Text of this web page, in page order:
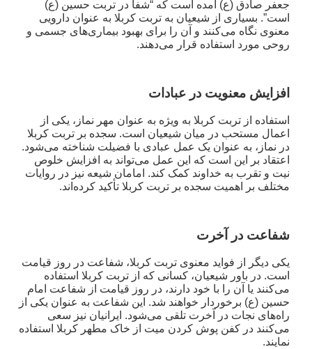
جعفر صادق (ع) آمده است که “شفا در تربت حسین (ع)
است”. بسیاری از شیعیان به تربت کربلا به عنوان دارویی
معنوی نگاه می‌کنند و آن را برای بهبود بیماری‌های جسمی و
روحی مورد استفاده قرار می‌دهند.
افزایش معنویت در عبادات
استفاده از تربت کربلا به ویژه به عنوان مهر نماز، یکی از
اعمال مستحب در میان شیعیان است. سجده بر تربت کربلا
در نماز، به عنوان یک عمل عبادی با فضیلت شناخته می‌شود.
اعتقاد بر این است که این عمل می‌تواند به افزایش خلوص
نیت و تقرب به خداوند کمک کند. امامان شیعه نیز در روایات
مختلف بر اهمیت سجده بر تربت کربلا تأکید کرده‌اند.
شفاعت در آخرت
یکی دیگر از فواید معنوی تربت کربلا، شفاعت در روز قیامت
است. در باور شیعیان، کسانی که از تربت کربلا استفاده
می‌کنند یا آن را با خود دارند، در روز قیامت از شفاعت امام
حسین (ع) برخوردار خواهند شد. این شفاعت به عنوان یکی از
راه‌های نجات در آخرت تلقی می‌شود. ایرانیان نیز سعی
می‌کنند در کفن پوش کردن میت از خاک مطهر کربلا استفاده
نمایند.